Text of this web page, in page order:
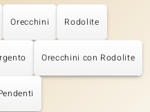
Orecchini Rodolite
Orecchini con Rodolite